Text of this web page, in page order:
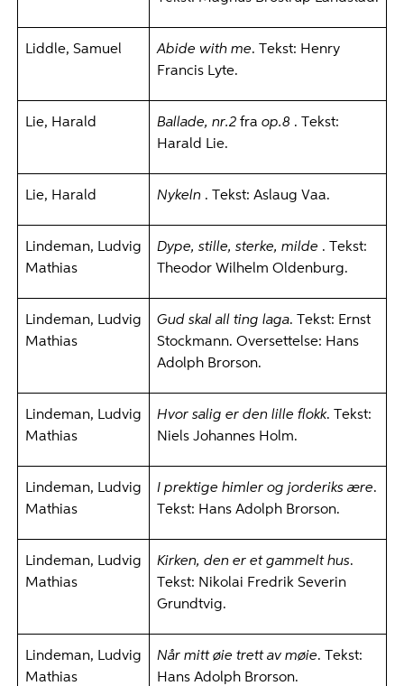
Liddle, Samuel Abide with me. Tekst: Henry
Francis Lyte.
Lie, Harald Ballade, nr.2fra op.8 . Tekst:
Harald Lie.
Lie, Harald Nykeln . Tekst: Aslaug Vaa.
Lindeman, Ludvig
Mathias
Dype, stille, sterke, milde . Tekst:
Theodor Wilhelm Oldenburg.
Lindeman, Ludvig
Mathias
Gud skal all ting laga. Tekst: Ernst
Stockmann. Oversettelse: Hans
Adolph Brorson.
Lindeman, Ludvig
Mathias
Hvor salig er den lille flokk. Tekst:
Niels Johannes Holm.
Lindeman, Ludvig
Mathias
I prektige himler og jorderiks ære.
Tekst: Hans Adolph Brorson.
Lindeman, Ludvig
Mathias
Kirken, den er et gammelt hus.
Tekst: Nikolai Fredrik Severin
Grundtvig.
Lindeman, Ludvig
Mathias
Når mitt øie trett av møie. Tekst:
Hans Adolph Brorson.